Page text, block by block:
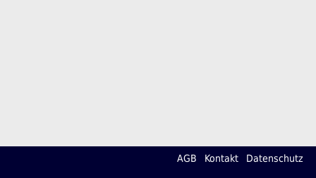
AGB Kontakt Datenschutz